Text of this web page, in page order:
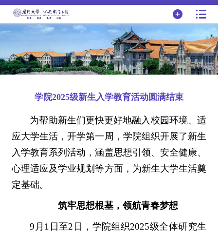
学院2025级新生入学教育活动圆满结束
为帮助新生们更快更好地融入校园环境、适
应大学生活，开学第一周，学院组织开展了新生
入学教育系列活动，涵盖思想引领、安全健康、
心理适应及学业规划等方面，为新生大学生活奠
定基础。
筑牢思想根基，领航青春梦想
9月1日至2日，学院组织2025级全体研究生